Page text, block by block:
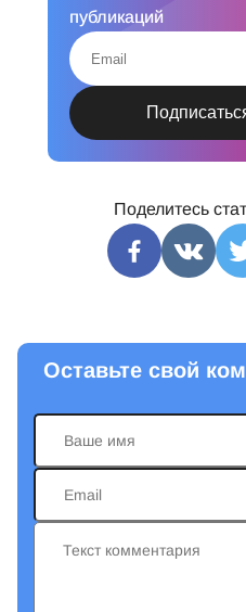
публикаций
Поделитесь
Оставьте свой